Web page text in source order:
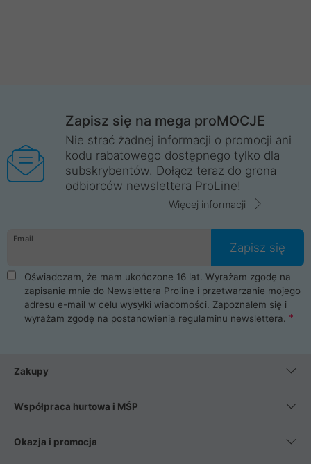
Zapisz się na mega proMOCJE
Nie strać żadnej informacji o promocji ani
kodu rabatowego dostępnego tylko dla
subskrybentów. Dołącz teraz do grona
odbiorców newslettera ProLine!
Więcej informacji
Email
Zapisz się
Oświadczam, że mam ukończone 16 lat. Wyrażam zgodę na
zapisanie mnie do Newslettera Proline i przetwarzanie mojego
adresu e-mail w celu wysyłki wiadomości. Zapoznałem się i
wyrażam zgodę na postanowienia regulaminu newslettera.
Zakupy
Współpraca hurtowa i MŚP
Okazja i promocja